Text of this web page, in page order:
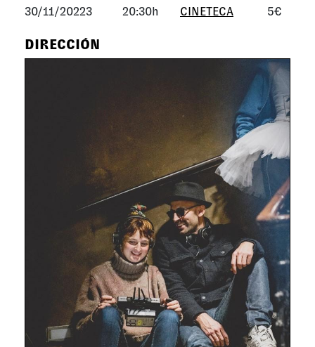
30/11/20223 20:30h CINETECA 5€
DIRECCIÓN